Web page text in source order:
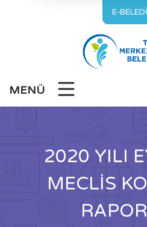
E-
MENÜ
2020 YILI
MECLİS